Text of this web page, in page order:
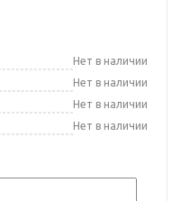
Нет в наличии
Нет в наличии
Нет в наличии
Нет в наличии